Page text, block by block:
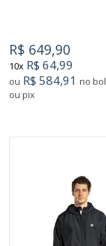
R$ 649,90
10x R$ 64,99
ou R$ 584,91 no boleto
ou pix